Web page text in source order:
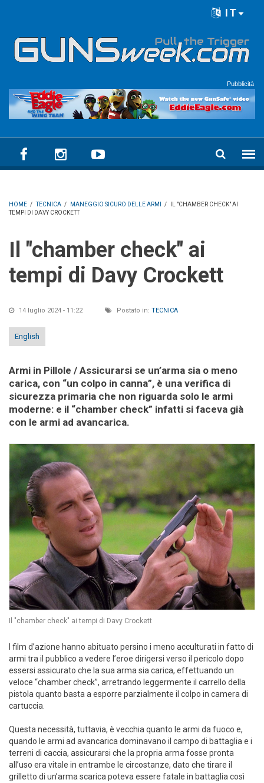
IT
Pubblicità
HOME / TECNICA / MANEGGIO SICURO DELLE ARMI /
IL "CHAMBER CHECK" AI
TEMPI DI DAVY CROCKETT
Il "chamber check" ai
tempi di Davy Crockett
14 luglio 2024 - 11:22 Postato in: TECNICA
English
Armi in Pillole / Assicurarsi se un’arma sia o meno
carica, con “un colpo in canna”, è una verifica di
sicurezza primaria che non riguarda solo le armi
moderne: e il “chamber check” infatti si faceva già
con le armi ad avancarica.
Il "chamber check" ai tempi di Davy Crockett
I film d’azione hanno abituato persino i meno acculturati in fatto di
armi tra il pubblico a vedere l’eroe dirigersi verso il pericolo dopo
essersi assicurato che la sua arma sia carica, effettuando un
veloce “chamber check”, arretrando leggermente il carrello della
pistola quanto basta a esporre parzialmente il colpo in camera di
cartuccia.
Questa necessità, tuttavia, è vecchia quanto le armi da fuoco e,
quando le armi ad avancarica dominavano il campo di battaglia e i
terreni di caccia, assicurarsi che la propria arma fosse pronta
all’uso era vitale in entrambe le circostanze, dato che tirare il
grilletto di un’arma scarica poteva essere fatale in battaglia così